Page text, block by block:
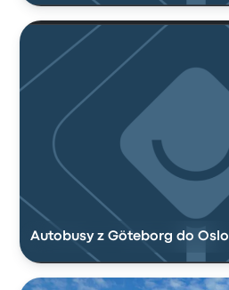
Autobusy z Göteborg do Oslo